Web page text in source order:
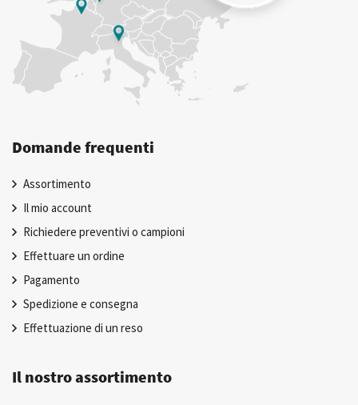
Domande frequenti
Assortimento
Il mio account
Richiedere preventivi o campioni
Effettuare un ordine
Pagamento
Spedizione e consegna
Effettuazione di un reso
Il nostro assortimento